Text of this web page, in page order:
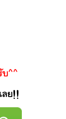
บ^^
ลย!!